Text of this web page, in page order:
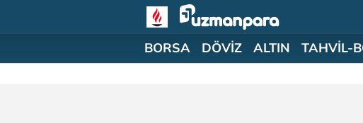
BORSA DÖVİZ ALTIN TAHVİL-